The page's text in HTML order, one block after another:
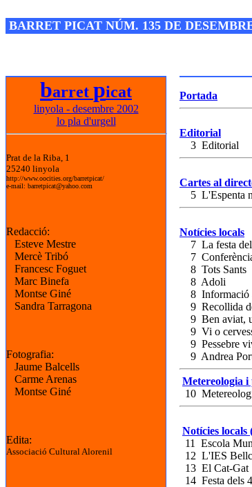
BARRET PICAT NÚM. 135 DE
barret picat
linyola - desembre 2002
lo pla d'urgell
Prat de la Riba, 1
25240 linyola
http://www.oocities.org/barretpicat/
e-mail: barretpicat@yahoo.com
Redacció:
Esteve Mestre
Mercè Tribó
Francesc Foguet
Marc Binefa
Montse Giné
Sandra Tarragona
Fotografia:
Jaume Balcells
Carme Arenas
Montse Giné
Edita:
Associació Cultural Alorenil
Portada
Editorial
3 Editorial
Cartes al
5 L'Espenta
Notícies locals
7 La festa
7
8 Tots Sants
8 Adoli
8 Informació
9 Recollida de
9 Ben aviat,
9 Vi o
9 Pessebre
9 Andrea
Metereologia
10
Notícies locals
11 Escola
12 L'IES
13 El Cat-Gat
14 Festa dels